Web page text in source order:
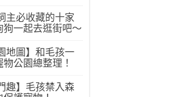
主必收藏的十家
一起去逛街吧～
地圖】和毛孩一
公園總整理！
趣】毛孩禁入森